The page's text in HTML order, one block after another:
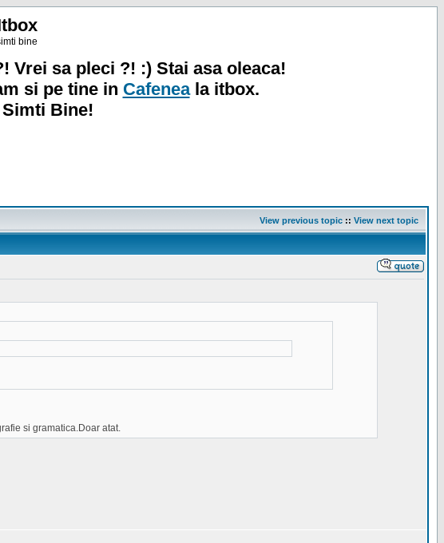
bine
Vrei sa pleci ?! :) Stai asa oleaca!
si pe tine in Cafeneala itbox.
Simti Bine!
View previous topic :: View next topic
si gramatica.Doar atat.